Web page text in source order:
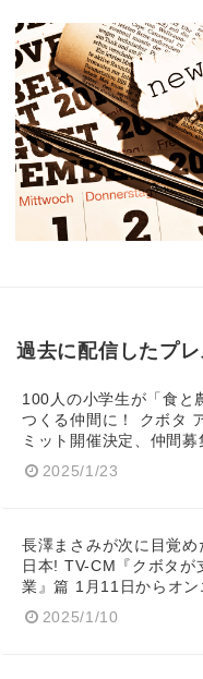
過去に配信したプ
100人の小学生が「食と
つくる仲間に！ クボタ
ミット開催決定、仲間募
2025/1/23
長澤まさみが次に目覚め
日本! TV-CM『クボタが
業』篇 1月11日からオン
2025/1/10